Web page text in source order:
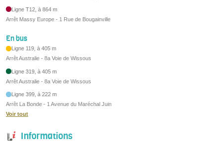
Ligne T12, à 864 m
Arrêt Massy Europe - 1 Rue de Bougainville
En bus
Ligne 119, à 405 m
Arrêt Australie - 8a Voie de Wissous
Ligne 319, à 405 m
Arrêt Australie - 8a Voie de Wissous
Ligne 399, à 222 m
Arrêt La Bonde - 1 Avenue du Maréchal Juin
Voir tout
Informations